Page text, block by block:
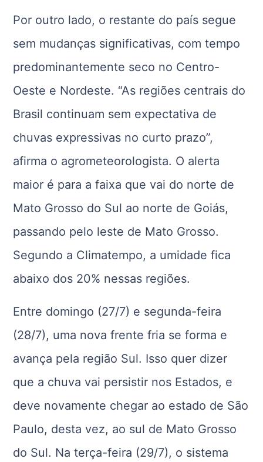
Por outro lado, o restante do país segue
sem mudanças significativas, com tempo
predominantemente seco no Centro-
Oeste e Nordeste. “As regiões centrais do
Brasil continuam sem expectativa de
chuvas expressivas no curto prazo”,
afirma o agrometeorologista. O alerta
maior é para a faixa que vai do norte de
Mato Grosso do Sul ao norte de Goiás,
passando pelo leste de Mato Grosso.
Segundo a Climatempo, a umidade fica
abaixo dos 20% nessas regiões.
Entre domingo (27/7) e segunda-feira
(28/7), uma nova frente fria se forma e
avança pela região Sul. Isso quer dizer
que a chuva vai persistir nos Estados, e
deve novamente chegar ao estado de São
Paulo, desta vez, ao sul de Mato Grosso
do Sul. Na terça-feira (29/7), o sistema